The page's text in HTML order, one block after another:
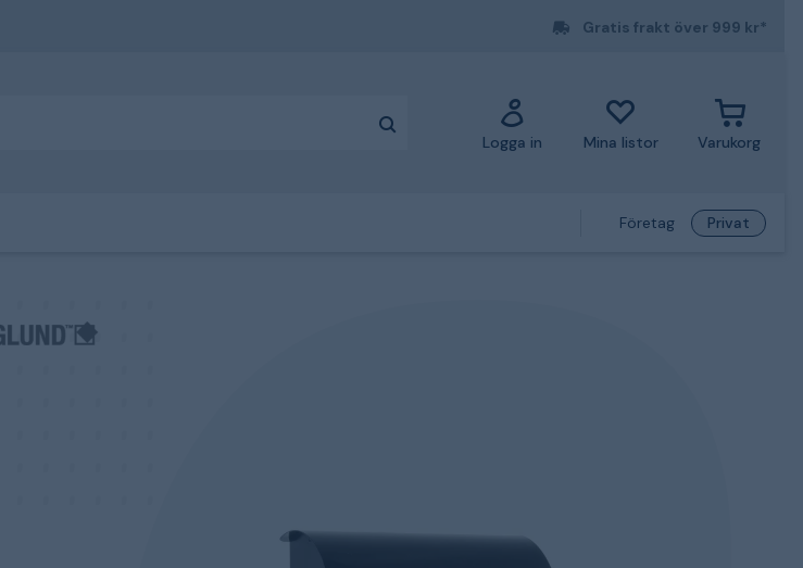
Gratis frakt över 999 kr*
Logga in Mina listor Varukorg
Företag Privat